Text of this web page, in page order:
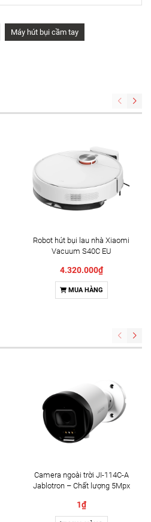
Máy hút bụi cầm tay
Robot hút bụi lau nhà Xiaomi
Vacuum S40C EU
4.320.000₫
MUA HÀNG
Camera ngoài trời JI-114C-A
Jablotron – Chất lượng 5Mpx
1₫